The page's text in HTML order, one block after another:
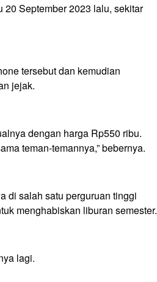
20 September 2023 lalu, sekitar
tersebut dan kemudian
jejak.
dengan harga Rp550 ribu.
teman-temannya,” bebernya.
di salah satu perguruan tinggi
menghabiskan liburan semester.
lagi.